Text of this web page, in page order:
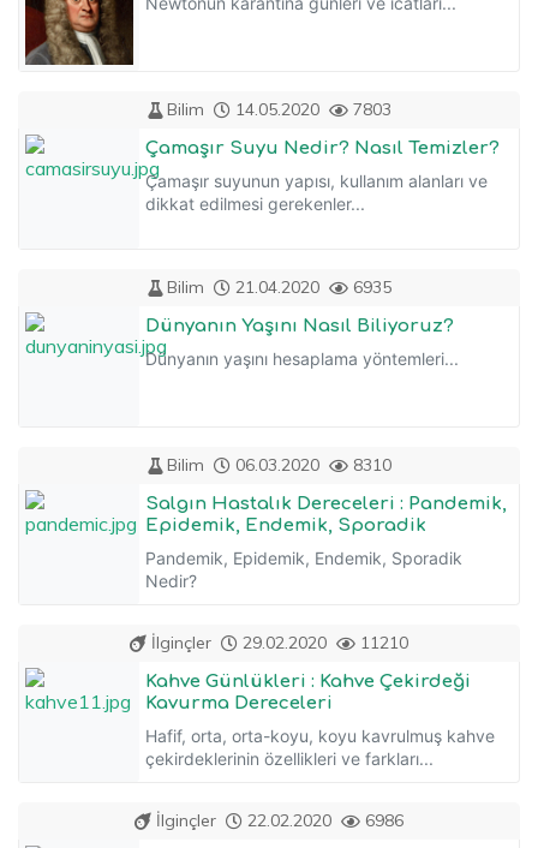
Bilim 14.05.2020 7803
Çamaşır Suyu Nedir? Nasıl Temizler?
Çamaşır suyunun yapısı, kullanım alanları ve
dikkat edilmesi gerekenler...
Bilim 21.04.2020 6935
Dünyanın Yaşını Nasıl Biliyoruz?
Dünyanın yaşını hesaplama yöntemleri...
Bilim 06.03.2020 8310
Salgın Hastalık Dereceleri : Pandemik,
Epidemik, Endemik, Sporadik
Pandemik, Epidemik, Endemik, Sporadik
Nedir?
İlginçler 29.02.2020 11210
Kahve Günlükleri : Kahve Çekirdeği
Kavurma Dereceleri
Hafif, orta, orta-koyu, koyu kavrulmuş kahve
çekirdeklerinin özellikleri ve farkları...
İlginçler 22.02.2020 6986